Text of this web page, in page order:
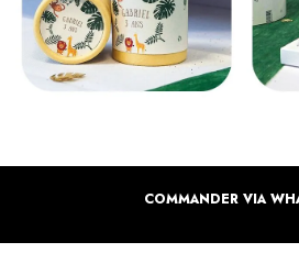
COMMANDER VIA